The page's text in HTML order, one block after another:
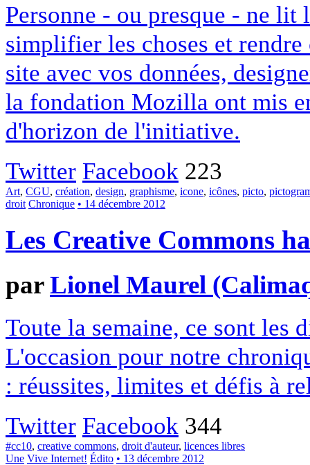
Personne - ou presque - ne
simplifier les choses et
site avec vos données,
la fondation Mozilla ont mis
d'horizon de l'initiative.
Twitter Facebook 223
Art, CGU, création, design, graphisme, icone, icônes, picto,
droit Chronique • 14 décembre 2012
Les Creative Commons
parLionel Maurel
Toute la semaine, ce sont les
L'occasion pour notre
: réussites, limites et défis à
Twitter Facebook 344
#cc10, creative commons, droit d'auteur, licences libres
Une Vive Internet! Édito • 13 décembre 2012